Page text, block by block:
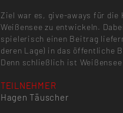
Ziel war es, give-aways für die
Weißensee zu entwickeln.
spielerisch einen Beitrag
deren Lage) in das öffentliche
Denn schließlich ist
TEILNEHMER
Hagen Täuscher